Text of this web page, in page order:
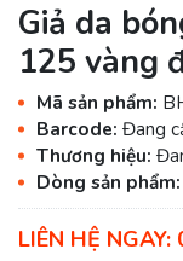
Giả da
125 vàng
Mã sản phẩm:
Barcode: Đang
Thương hiệu:
Dòng sản phẩm:
LIÊN HỆ